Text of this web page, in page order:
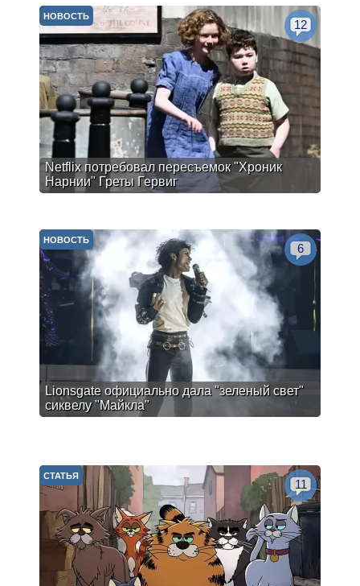
Netflix потребовал пересъемок "Хроник
Нарнии" Греты Гервиг
НОВОСТЬ
12
Lionsgate официально дала "зеленый свет"
сиквелу "Майкла"
НОВОСТЬ
6
СТАТЬЯ
11